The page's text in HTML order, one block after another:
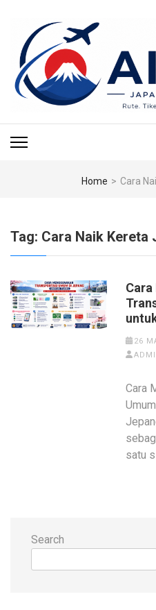
content
(Press
Enter)
AIRS JP –
REFERENSI
Jepang, Air BnB Jepang,
Home > Cara
Tag: Cara Naik Kereta
26
Cara
satu
Search